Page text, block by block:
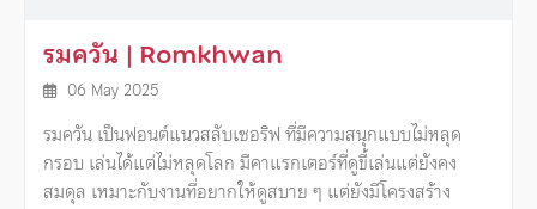
รมควัน | Romkhwan
06 May 2025
รมควัน เป็นฟอนต์แนวสลับเซอริฟ ที่มีความสนุกแบบไม่หลุด
กรอบ เล่นได้แต่ไม่หลุดโลก มีคาแรกเตอร์ที่ดูขี้เล่นแต่ยังคง
สมดุล เหมาะกับงานที่อยากให้ดูสบาย ๆ แต่ยังมีโครงสร้าง